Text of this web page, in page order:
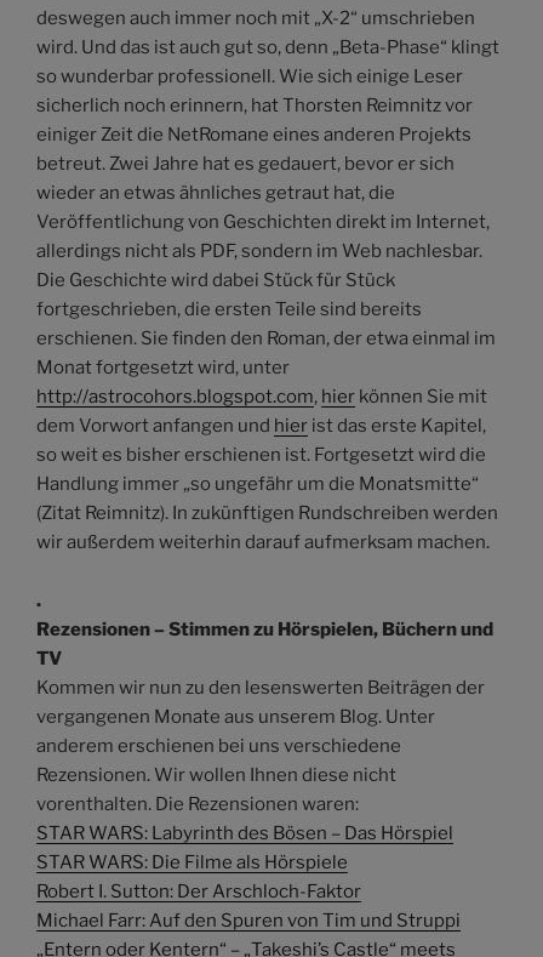
deswegen auch immer noch mit „X-2“ umschrieben
wird. Und das ist auch gut so, denn „Beta-Phase“ klingt
so wunderbar professionell. Wie sich einige Leser
sicherlich noch erinnern, hat Thorsten Reimnitz vor
einiger Zeit die NetRomane eines anderen Projekts
betreut. Zwei Jahre hat es gedauert, bevor er sich
wieder an etwas ähnliches getraut hat, die
Veröffentlichung von Geschichten direkt im Internet,
allerdings nicht als PDF, sondern im Web nachlesbar.
Die Geschichte wird dabei Stück für Stück
fortgeschrieben, die ersten Teile sind bereits
erschienen. Sie finden den Roman, der etwa einmal im
Monat fortgesetzt wird, unter
http://astrocohors.blogspot.com, hier können Sie mit
dem Vorwort anfangen und hier ist das erste Kapitel,
so weit es bisher erschienen ist. Fortgesetzt wird die
Handlung immer „so ungefähr um die Monatsmitte“
(Zitat Reimnitz). In zukünftigen Rundschreiben werden
wir außerdem weiterhin darauf aufmerksam machen.
.
Rezensionen – Stimmen zu Hörspielen, Büchern und
TV
Kommen wir nun zu den lesenswerten Beiträgen der
vergangenen Monate aus unserem Blog. Unter
anderem erschienen bei uns verschiedene
Rezensionen. Wir wollen Ihnen diese nicht
vorenthalten. Die Rezensionen waren:
STAR WARS: Labyrinth des Bösen – Das Hörspiel
STAR WARS: Die Filme als Hörspiele
Robert I. Sutton: Der Arschloch-Faktor
Michael Farr: Auf den Spuren von Tim und Struppi
„Entern oder Kentern“ – „Takeshi’s Castle“ meets